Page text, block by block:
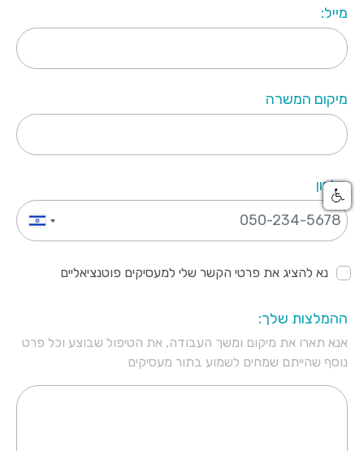
מייל:
מיקום המשרה
טלפון
נא להציג את פרטי הקשר שלי למעסיקים פוטנציאליים
ההמלצות שלך:
אנא תארו את מיקום ומשך העבודה, את הטיפול שבוצע וכל פרט
נוסף שהייתם שמחים לשמוע בתור מעסיקים